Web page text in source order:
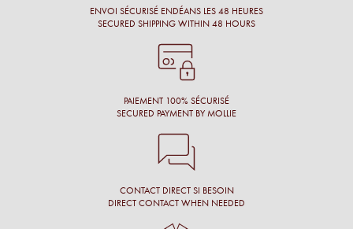
Conseil, large choix de montures, originalité des montures.
ENVOI SÉCURISÉ ENDÉANS LES 48 HEURES
SECURED SHIPPING WITHIN 48 HOURS
PAIEMENT 100% SÉCURISÉ
SECURED PAYMENT BY MOLLIE
CONTACT DIRECT SI BESOIN
DIRECT CONTACT WHEN NEEDED